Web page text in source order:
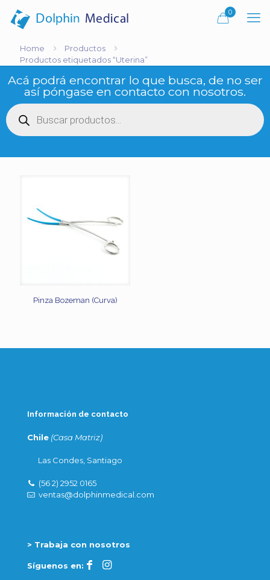
0
Home
Productos
Productos etiquetados “Uterina”
Acá podrá encontrar lo que busca, de no ser
así póngase en contacto con nosotros.
Búsqueda
de
productos
Pinza Bozeman (Curva)
Información de contacto
Chile (Casa Matriz)
Las Condes, Santiago
(56 2) 2952 0165
ventas@dolphinmedical.com
> Trabaja con nosotros
Síguenos en: